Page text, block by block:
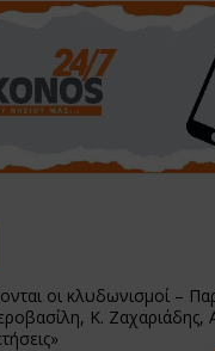
οι κλυδωνισμοί –
Κ. Ζαχαριάδης,